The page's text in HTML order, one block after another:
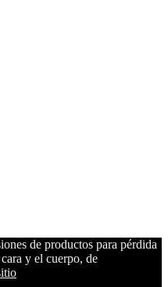
de productos para pérdida
y el cuerpo, de